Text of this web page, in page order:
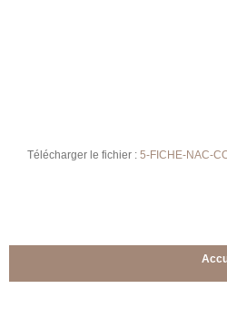
Télécharger le fichier : 5-FICHE-NAC-